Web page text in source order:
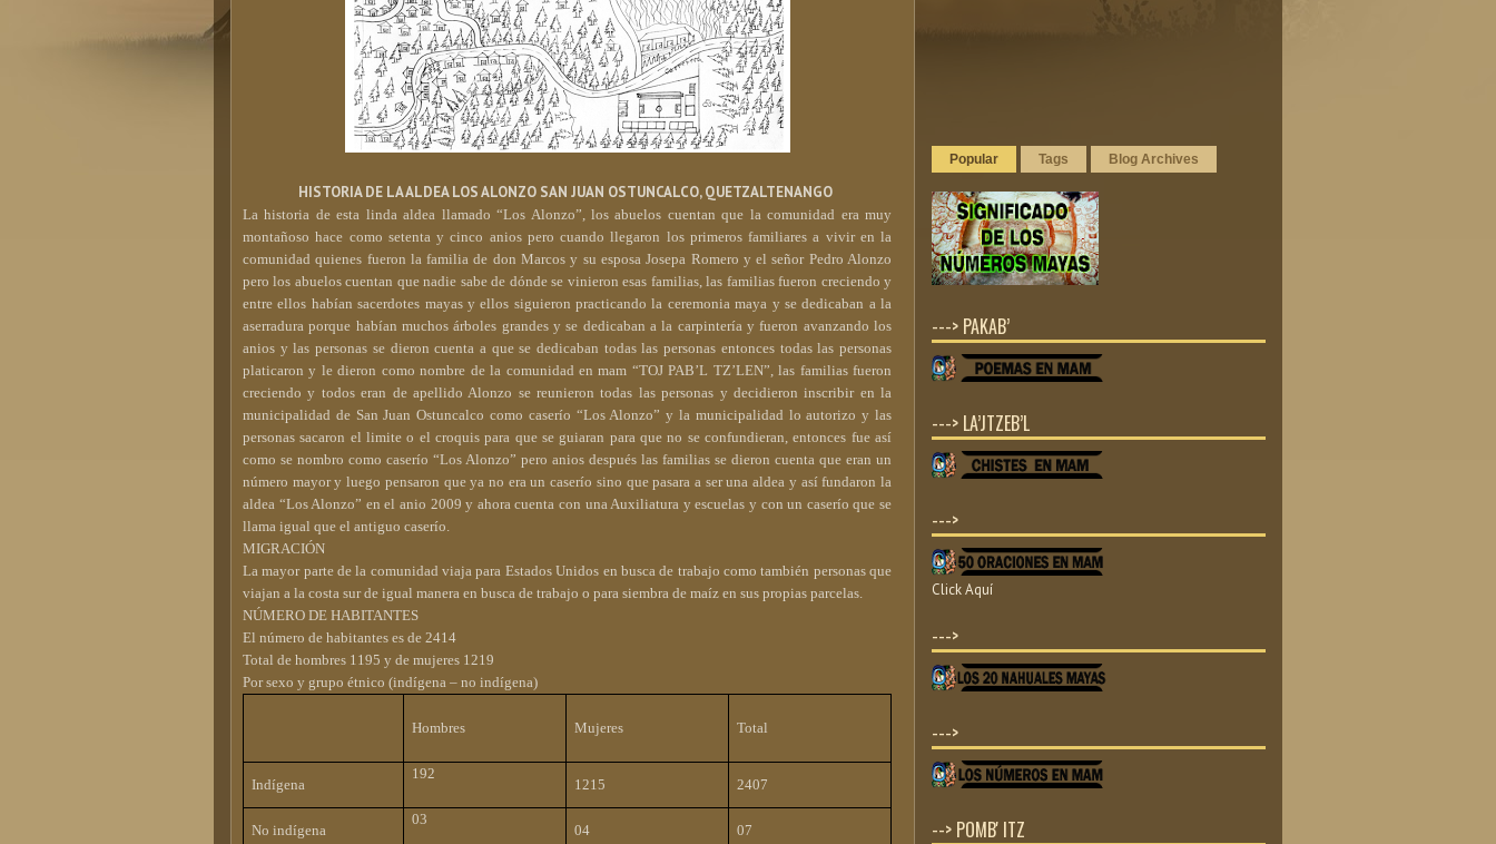
HISTORIA DE LA ALDEA LOS ALONZO SAN JUAN OSTUNCALCO, QUETZALTENANGO
La historia de esta linda aldea llamado “Los Alonzo”, los abuelos cuentan que la comunidad era muy
montañoso hace como setenta y cinco anios pero cuando llegaron los primeros familiares a vivir en la
comunidad quienes fueron la familia de don Marcos y su esposa Josepa Romero y el señor Pedro Alonzo
pero los abuelos cuentan que nadie sabe de dónde se vinieron esas familias, las familias fueron creciendo y
entre ellos habían sacerdotes mayas y ellos siguieron practicando la ceremonia maya y se dedicaban a la
aserradura porque habían muchos árboles grandes y se dedicaban a la carpintería y fueron avanzando los
anios y las personas se dieron cuenta a que se dedicaban todas las personas entonces todas las personas
platicaron y le dieron como nombre de la comunidad en mam “TOJ PAB’L TZ’LEN”, las familias fueron
creciendo y todos eran de apellido Alonzo se reunieron todas las personas y decidieron inscribir en la
municipalidad de San Juan Ostuncalco como caserío “Los Alonzo” y la municipalidad lo autorizo y las
personas sacaron el limite o el croquis para que se guiaran para que no se confundieran, entonces fue así
como se nombro como caserío “Los Alonzo” pero anios después las familias se dieron cuenta que eran un
número mayor y luego pensaron que ya no era un caserío sino que pasara a ser una aldea y así fundaron la
aldea “Los Alonzo” en el anio 2009 y ahora cuenta con una Auxiliatura y escuelas y con un caserío que se
llama igual que el antiguo caserío.
MIGRACIÓN
La mayor parte de la comunidad viaja para Estados Unidos en busca de trabajo como también personas que
viajan a la costa sur de igual manera en busca de trabajo o para siembra de maíz en sus propias parcelas.
NÚMERO DE HABITANTES
El número de habitantes es de 2414
Total de hombres 1195 y de mujeres 1219
Por sexo y grupo étnico (indígena – no indígena)
Hombres Mujeres Total
Indígena
192
1215 2407
No indígena
03
04 07
Popular Tags Blog Archives
---> PAKAB’
---> LA’JTZEB’L
--->
Click Aquí
--->
--->
--> POMB' ITZ